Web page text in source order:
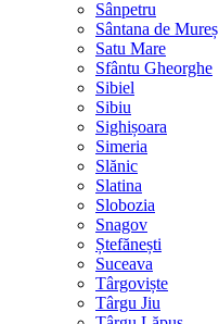
Sânpetru
Sântana de Mureș
Satu Mare
Sfântu Gheorghe
Sibiel
Sibiu
Sighișoara
Simeria
Slănic
Slatina
Slobozia
Snagov
Ștefănești
Suceava
Târgoviște
Târgu Jiu